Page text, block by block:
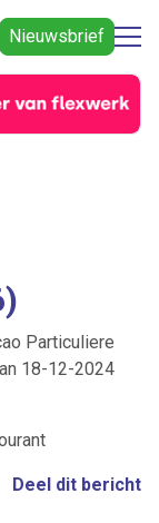
Nieuwsbrief
Particuliere
18-12-2024
Deel dit bericht